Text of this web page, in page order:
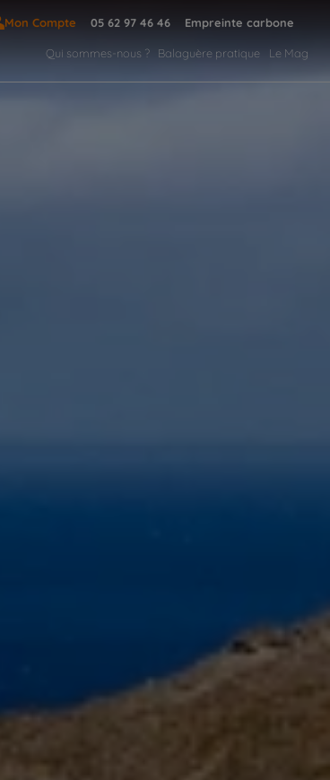
Mon Compte 05 62 97 46 46 Empreinte carbone
Qui sommes-nous ? Balaguère pratique Le Mag